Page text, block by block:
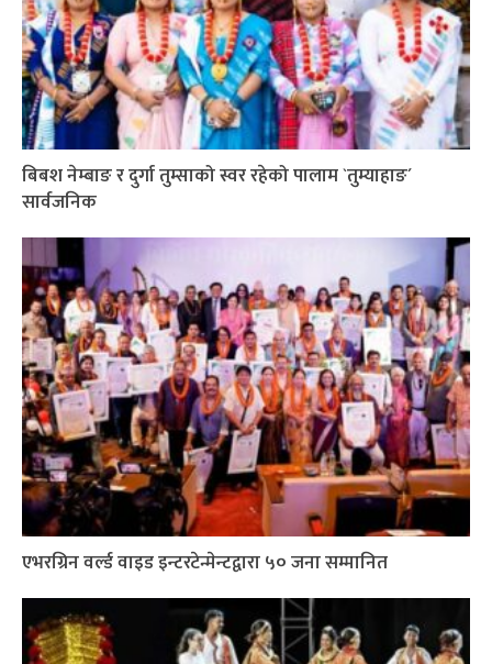
बिबश नेम्बाङ र दुर्गा तुम्साको स्वर रहेको पालाम `तुम्याहाङ´
सार्वजनिक
एभरग्रिन वर्ल्ड वाइड इन्टरटेन्मेन्टद्वारा ५० जना सम्मानित